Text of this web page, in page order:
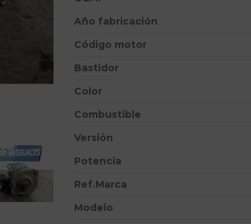
Año fabricación
Código motor
Bastidor
Color
Combustible
Versión
Potencia
Ref.Marca
Modelo